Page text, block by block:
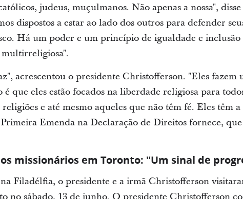
judeus, muçulmanos. Não apenas a nossa",
dispostos a estar ao lado dos outros para defender
Há um poder e um princípio de igualdade e inclusão
multirreligiosa".
acrescentou o presidente Christofferson. "Eles
é que eles estão focados na liberdade religiosa para
religiões e até mesmo aqueles que não têm fé. Eles têm
Emenda na Declaração de Direitos fornece,
missionários em Toronto: "Um sinal de
Filadélfia, o presidente e a irmã Christofferson